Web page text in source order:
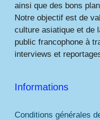
ainsi que des bons
Notre objectif est de
culture asiatique et de
public francophone à
interviews et
Informations
Conditions générales